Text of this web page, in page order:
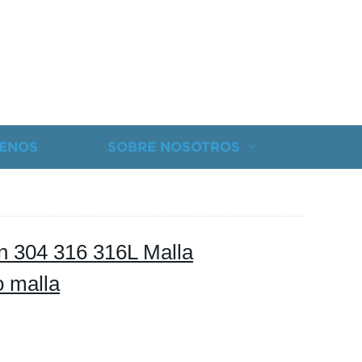
SOBRE NOSOTROS
304 316 316L Malla
malla